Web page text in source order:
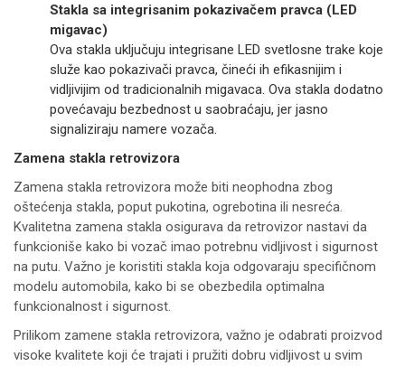
Stakla sa integrisanim pokazivačem pravca (LED
migavac)
Ova stakla uključuju integrisane LED svetlosne trake koje
služe kao pokazivači pravca, čineći ih efikasnijim i
vidljivijim od tradicionalnih migavaca. Ova stakla dodatno
povećavaju bezbednost u saobraćaju, jer jasno
signaliziraju namere vozača.
Zamena stakla retrovizora
Zamena stakla retrovizora može biti neophodna zbog
oštećenja stakla, poput pukotina, ogrebotina ili nesreća.
Kvalitetna zamena stakla osigurava da retrovizor nastavi da
funkcioniše kako bi vozač imao potrebnu vidljivost i sigurnost
na putu. Važno je koristiti stakla koja odgovaraju specifičnom
modelu automobila, kako bi se obezbedila optimalna
funkcionalnost i sigurnost.
Prilikom zamene stakla retrovizora, važno je odabrati proizvod
visoke kvalitete koji će trajati i pružiti dobru vidljivost u svim